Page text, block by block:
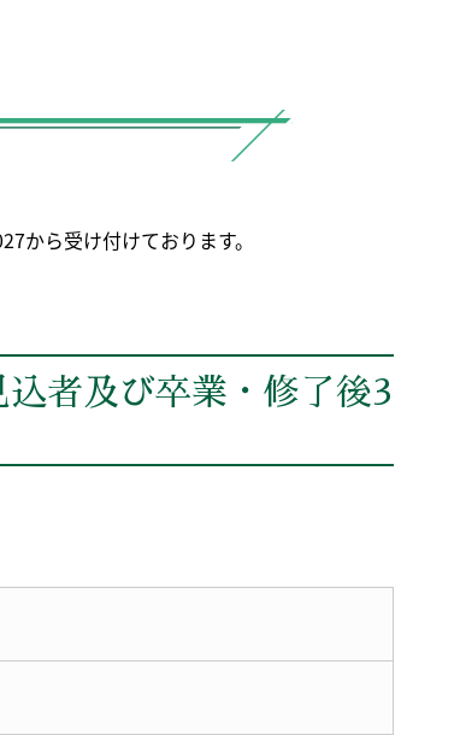
から受け付けております。
者及び卒業・修了後3